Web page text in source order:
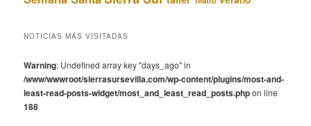
NOTICIAS MÁS VISITADAS
Warning: Undefined array key "days_ago" in
/www/wwwroot/sierrasursevilla.com/wp-content/plugins/most-and-
least-read-posts-widget/most_and_least_read_posts.phpon line
188